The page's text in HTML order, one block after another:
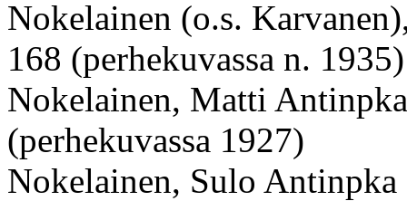
Nokelainen (o.s.
168 (perhekuvassa n. 1935)
Nokelainen, Matti
(perhekuvassa 1927)
Nokelainen, Sulo Antinpka